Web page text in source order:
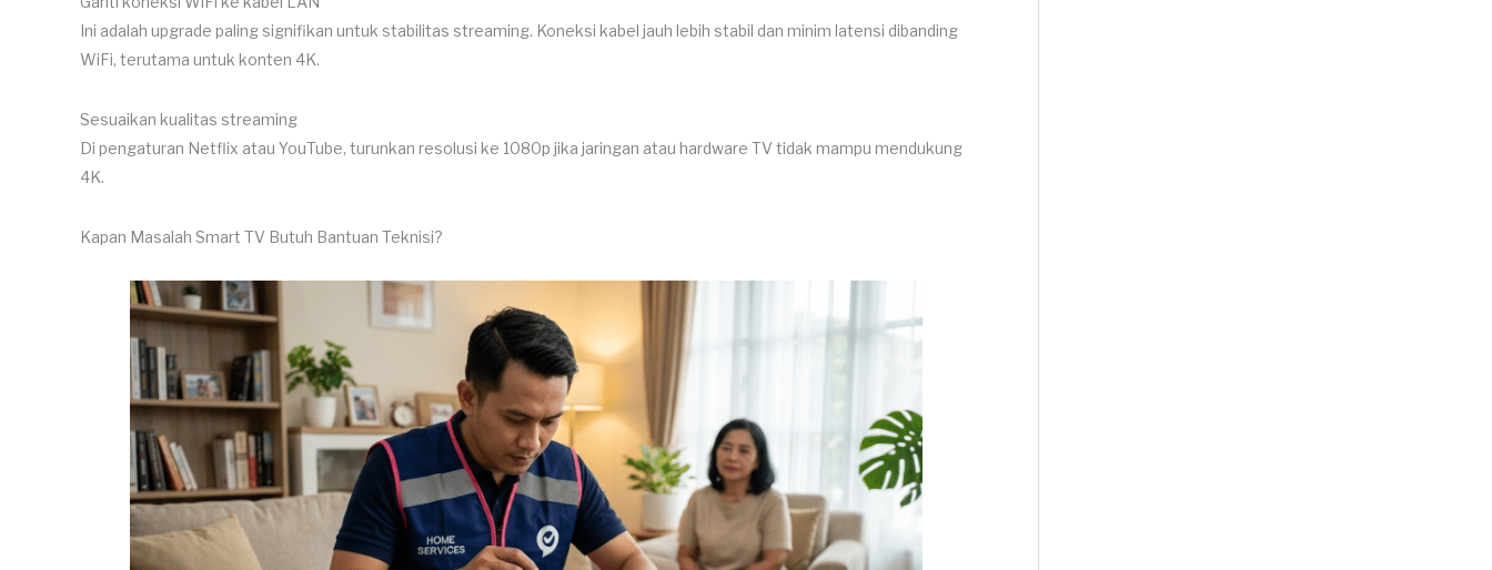
Ini adalah upgrade paling signifikan untuk stabilitas streaming. Koneksi kabel jauh lebih stabil dan minim latensi dibanding
WiFi, terutama untuk konten 4K.
Sesuaikan kualitas streaming
Di pengaturan Netflix atau YouTube, turunkan resolusi ke 1080p jika jaringan atau hardware TV tidak mampu mendukung
4K.
Kapan Masalah Smart TV Butuh Bantuan Teknisi?